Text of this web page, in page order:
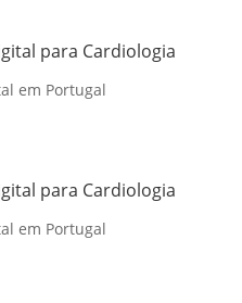
para Cardiologia
em Portugal
para Cardiologia
em Portugal